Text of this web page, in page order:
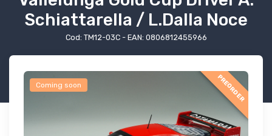
Schiattarella / L.Dalla Noce
Cod: TM12-03C - EAN: 0806812455966
Coming soon PREORDER